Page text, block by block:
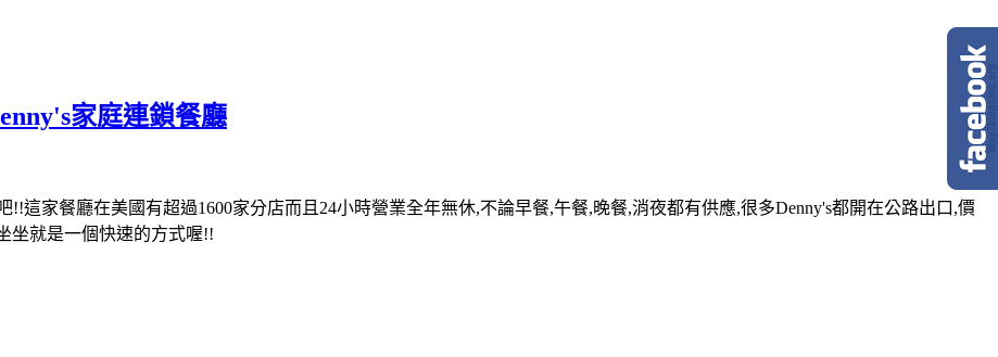
家庭連鎖餐廳
這家餐廳在美國有超過1600家分店而且24小時營業全年無休,不論早餐,午餐,晚餐,消夜都有供應,很多Denny's都開在公路出口,價
坐就是一個快速的方式喔!!